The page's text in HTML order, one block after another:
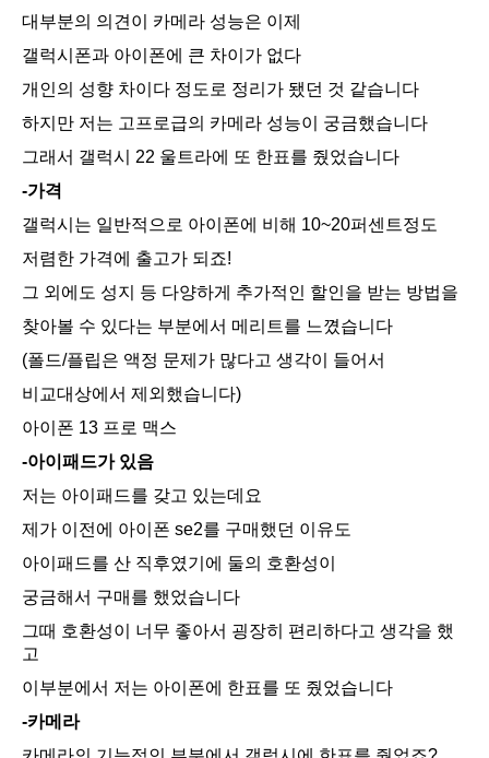
대부분의 의견이 카메라 성능은 이제
갤럭시폰과 아이폰에 큰 차이가 없다
개인의 성향 차이다 정도로 정리가 됐던 것 같습니다
하지만 저는 고프로급의 카메라 성능이 궁금했습니다
그래서 갤럭시 22 울트라에 또 한표를 줬었습니다
-가격
갤럭시는 일반적으로 아이폰에 비해 10~20퍼센트정도
저렴한 가격에 출고가 되죠!
그 외에도 성지 등 다양하게 추가적인 할인을 받는 방법을
찾아볼 수 있다는 부분에서 메리트를 느꼈습니다
(폴드/플립은 액정 문제가 많다고 생각이 들어서
비교대상에서 제외했습니다)
아이폰 13 프로 맥스
-아이패드가 있음
저는 아이패드를 갖고 있는데요
제가 이전에 아이폰 se2를 구매했던 이유도
아이패드를 산 직후였기에 둘의 호환성이
궁금해서 구매를 했었습니다
그때 호환성이 너무 좋아서 굉장히 편리하다고 생각을 했
고
이부분에서 저는 아이폰에 한표를 또 줬었습니다
-카메라